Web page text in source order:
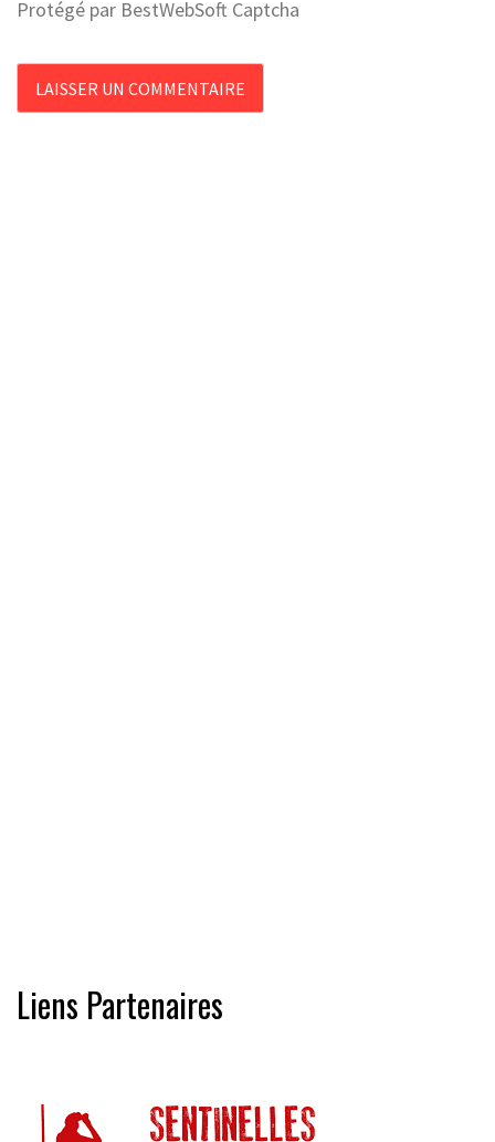
Protégé par BestWebSoft Captcha
Liens Partenaires